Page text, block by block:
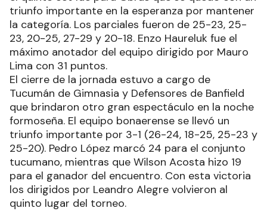
triunfo importante en la esperanza por mantener
la categoría. Los parciales fueron de 25-23, 25-
23, 20-25, 27-29 y 20-18. Enzo Haureluk fue el
máximo anotador del equipo dirigido por Mauro
Lima con 31 puntos.
El cierre de la jornada estuvo a cargo de
Tucumán de Gimnasia y Defensores de Banfield
que brindaron otro gran espectáculo en la noche
formoseña. El equipo bonaerense se llevó un
triunfo importante por 3-1 (26-24, 18-25, 25-23 y
25-20). Pedro López marcó 24 para el conjunto
tucumano, mientras que Wilson Acosta hizo 19
para el ganador del encuentro. Con esta victoria
los dirigidos por Leandro Alegre volvieron al
quinto lugar del torneo.